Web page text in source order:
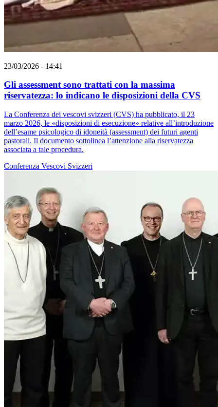
23/03/2026 - 14:41
Gli assessment sono trattati con la massima
riservatezza: lo indicano le disposizioni della CVS
La Conferenza dei vescovi svizzeri (CVS) ha pubblicato, il 23
marzo 2026, le «disposizioni di esecuzione» relative all’introduzione
dell’esame psicologico di idoneità (assessment) dei futuri agenti
pastorali. Il documento sottolinea l’attenzione alla riservatezza
associata a tale procedura.
Conferenza Vescovi Svizzeri